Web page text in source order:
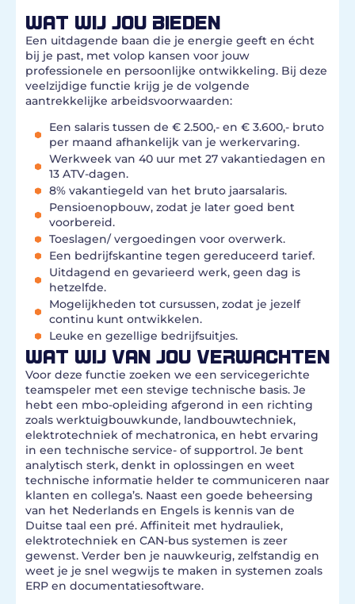
WAT WIJ JOU BIEDEN
Een uitdagende baan die je energie geeft en écht
bij je past, met volop kansen voor jouw
professionele en persoonlijke ontwikkeling. Bij deze
veelzijdige functie krijg je de volgende
aantrekkelijke arbeidsvoorwaarden:
Een salaris tussen de € 2.500,- en € 3.600,- bruto
per maand afhankelijk van je werkervaring.
Werkweek van 40 uur met 27 vakantiedagen en
13 ATV-dagen.
8% vakantiegeld van het bruto jaarsalaris.
Pensioenopbouw, zodat je later goed bent
voorbereid.
Toeslagen/ vergoedingen voor overwerk.
Een bedrijfskantine tegen gereduceerd tarief.
Uitdagend en gevarieerd werk, geen dag is
hetzelfde.
Mogelijkheden tot cursussen, zodat je jezelf
continu kunt ontwikkelen.
Leuke en gezellige bedrijfsuitjes.
WAT WIJ VAN JOU VERWACHTEN
Voor deze functie zoeken we een servicegerichte
teamspeler met een stevige technische basis. Je
hebt een mbo-opleiding afgerond in een richting
zoals werktuigbouwkunde, landbouwtechniek,
elektrotechniek of mechatronica, en hebt ervaring
in een technische service- of supportrol. Je bent
analytisch sterk, denkt in oplossingen en weet
technische informatie helder te communiceren naar
klanten en collega’s. Naast een goede beheersing
van het Nederlands en Engels is kennis van de
Duitse taal een pré. Affiniteit met hydrauliek,
elektrotechniek en CAN-bus systemen is zeer
gewenst. Verder ben je nauwkeurig, zelfstandig en
weet je je snel wegwijs te maken in systemen zoals
ERP en documentatiesoftware.